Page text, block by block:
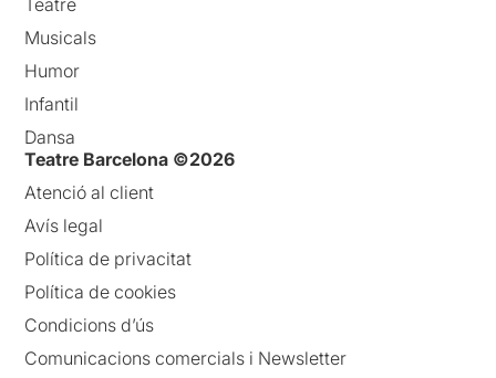
Musicals
Humor
Infantil
Dansa
Teatre Barcelona ©2026
Atenció al client
Avís legal
Política de privacitat
Política de cookies
Condicions d’ús
Comunicacions comercials i Newsletter